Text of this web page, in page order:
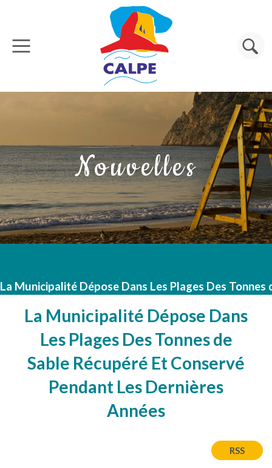
Aller au contenu principal
Rechercher
Nouvelles
La Municipalité Dépose Dans Les Plages Des
La Municipalité Dépose Dans
Les Plages Des Tonnes de
Sable Récupéré Et Conservé
Pendant Les Dernières
Années
RSS